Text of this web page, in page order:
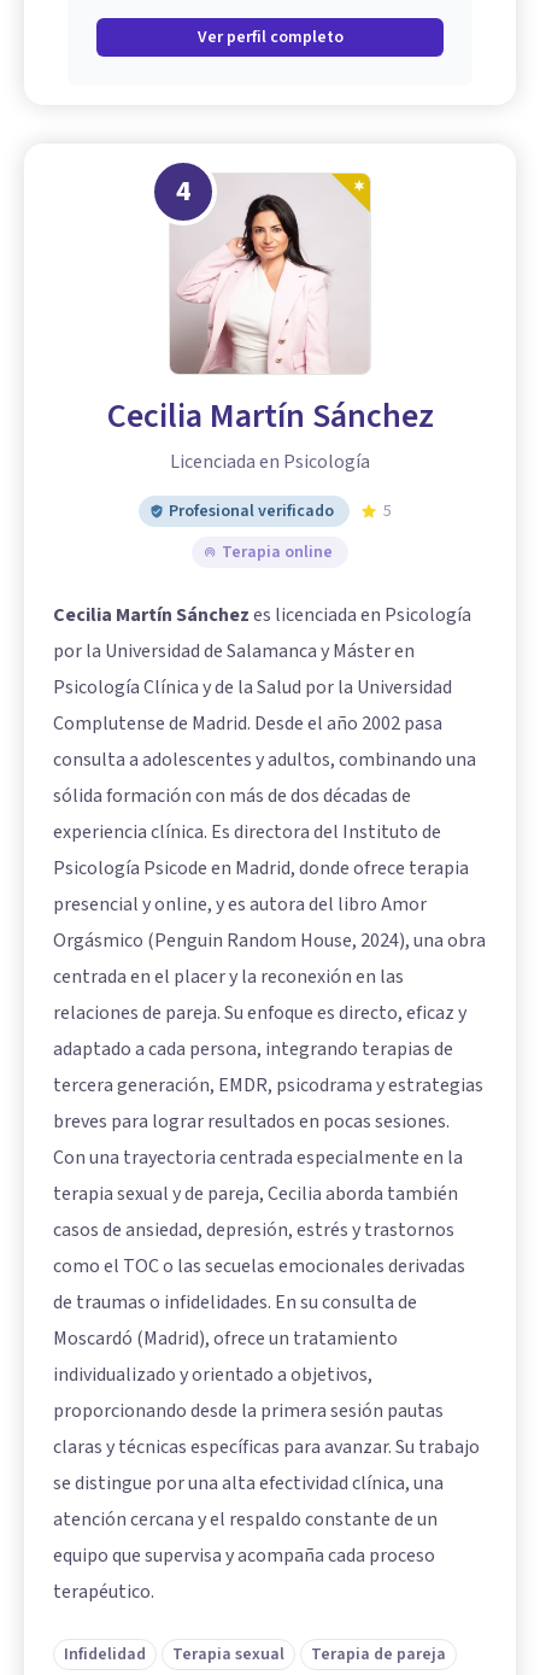
Ver perfil completo
4
Cecilia Martín Sánchez
Licenciada en Psicología
Profesional verificado
5
Terapia online
Cecilia Martín Sánchezes licenciada en Psicología
por la Universidad de Salamanca y Máster en
Psicología Clínica y de la Salud por la Universidad
Complutense de Madrid. Desde el año 2002 pasa
consulta a adolescentes y adultos, combinando una
sólida formación con más de dos décadas de
experiencia clínica. Es directora del Instituto de
Psicología Psicode en Madrid, donde ofrece terapia
presencial y online, y es autora del libro Amor
Orgásmico (Penguin Random House, 2024), una obra
centrada en el placer y la reconexión en las
relaciones de pareja. Su enfoque es directo, eficaz y
adaptado a cada persona, integrando terapias de
tercera generación, EMDR, psicodrama y estrategias
breves para lograr resultados en pocas sesiones.
Con una trayectoria centrada especialmente en la
terapia sexual y de pareja, Cecilia aborda también
casos de ansiedad, depresión, estrés y trastornos
como el TOC o las secuelas emocionales derivadas
de traumas o infidelidades. En su consulta de
Moscardó (Madrid), ofrece un tratamiento
individualizado y orientado a objetivos,
proporcionando desde la primera sesión pautas
claras y técnicas específicas para avanzar. Su trabajo
se distingue por una alta efectividad clínica, una
atención cercana y el respaldo constante de un
equipo que supervisa y acompaña cada proceso
terapéutico.
Infidelidad Terapia sexual Terapia de pareja